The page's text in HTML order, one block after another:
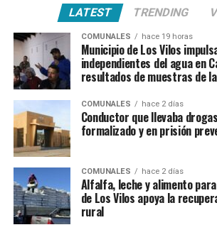
LATEST TRENDING
COMUNALES hace 19 horas
Municipio de Los Vilos
independientes del agua en
resultados de muestras de
COMUNALES hace 2 días
Conductor que llevaba
formalizado y en prisión
COMUNALES hace 2 días
Alfalfa, leche y alimento
de Los Vilos apoya la
rural